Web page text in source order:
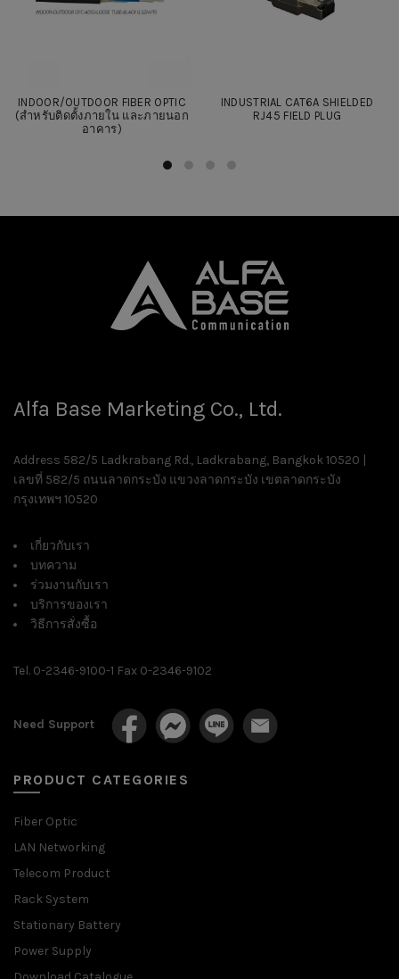
INDOOR/OUTDOOR FIBER OPTIC
(สำหรับติดตั้งภายใน และภายนอก
อาคาร)
INDUSTRIAL CAT6A SHIELDED
RJ45 FIELD PLUG
Alfa Base Marketing Co., Ltd.
Address 582/5 Ladkrabang Rd., Ladkrabang, Bangkok 10520 |
เลขที่ 582/5 ถนนลาดกระบัง แขวงลาดกระบัง เขตลาดกระบัง
กรุงเทพฯ 10520
เกี่ยวกับเรา
บทความ
ร่วมงานกับเรา
บริการของเรา
วิธีการสั่งซื้อ
Tel. 0-2346-9100-1 Fax 0-2346-9102
Need Support
PRODUCT CATEGORIES
Fiber Optic
LAN Networking
Telecom Product
Rack System
Stationary Battery
Power Supply